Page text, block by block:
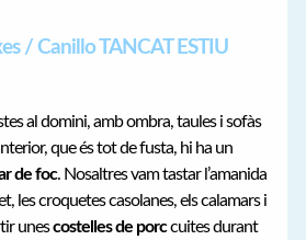
/ Canillo TANCAT ESTIU
al domini, amb ombra, taules i sofàs
que és tot de fusta, hi ha un
de foc. Nosaltres vam tastar l’amanida
les croquetes casolanes, els calamars i
unescostelles de porccuites durant